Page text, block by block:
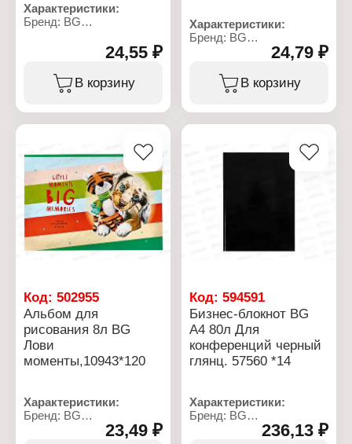
Характеристики:
Бренд: BG
Тип товара: Альбом для
рисования
Дизайн: в ассортименте
Формат: А4
Тип скрепления: на скобе
Плотность бумаги: 100 г/
кв.м
Белизна бумаги, %: 100
Материал блока: офсет
Материал обложки:
чистоцеллюлозный
картон
24,55 ₽
В корзину
Характеристики:
Бренд: BG
Артикул: 339444
Тип товара: Альбом для
рисования
Тип скрепления: на скобе
Плотность бумаги: 100 г/
чистоцеллюлозный
24,79 ₽
В корзину
Код: 502955
Альбом для
рисования 8л BG
Лови
моменты,10943*120
Характеристики:
Бренд: BG
Артикул: 33944023,49 ₽
Код:594591
Бизнес-блокнот BG
А4 80л Для
конференций черный
глянц. 57560 *14
Характеристики:
Бренд: BG
Артикул: 381962236,13 ₽